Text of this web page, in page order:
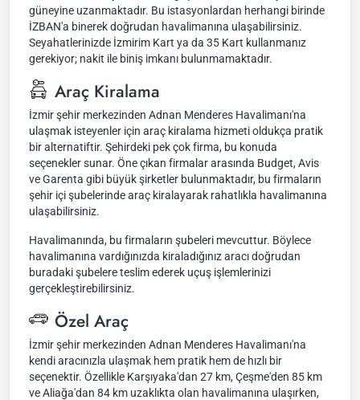
güneyine uzanmaktadır. Bu istasyonlardan herhangi birinde
İZBAN'a binerek doğrudan havalimanına ulaşabilirsiniz.
Seyahatlerinizde İzmirim Kart ya da 35 Kart kullanmanız
gerekiyor; nakit ile biniş imkanı bulunmamaktadır.
Araç Kiralama
İzmir şehir merkezinden Adnan Menderes Havalimanı'na
ulaşmak isteyenler için araç kiralama hizmeti oldukça pratik
bir alternatiftir. Şehirdeki pek çok firma, bu konuda
seçenekler sunar. Öne çıkan firmalar arasında Budget, Avis
ve Garenta gibi büyük şirketler bulunmaktadır, bu firmaların
şehir içi şubelerinde araç kiralayarak rahatlıkla havalimanına
ulaşabilirsiniz.
Havalimanında, bu firmaların şubeleri mevcuttur. Böylece
havalimanına vardığınızda kiraladığınız aracı doğrudan
buradaki şubelere teslim ederek uçuş işlemlerinizi
gerçekleştirebilirsiniz.
Özel Araç
İzmir şehir merkezinden Adnan Menderes Havalimanı'na
kendi aracınızla ulaşmak hem pratik hem de hızlı bir
seçenektir. Özellikle Karşıyaka'dan 27 km, Çeşme'den 85 km
ve Aliağa'dan 84 km uzaklıkta olan havalimanına ulaşırken,